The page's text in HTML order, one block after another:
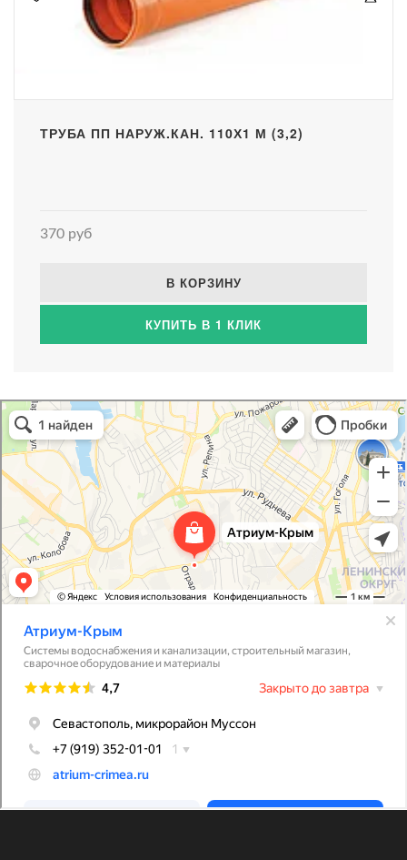
ТРУБА ПП НАРУЖ.КАН. 110Х1 М (3,2)
370 руб
В КОРЗИНУ
КУПИТЬ В 1 КЛИК
Атриум-Крым
Системы водоснабжения, отопления, канализации в Севастополе
Снабжение строительных объектов в Севастополе